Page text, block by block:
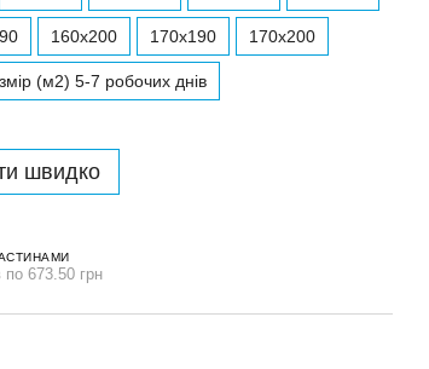
160x200 170x190 170x200
(м2) 5-7 робочих днів
швидко
по 673.50 грн